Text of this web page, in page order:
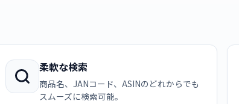
柔軟な検索
商品名、JANコード、ASINのどれからでも
スムーズに検索可能。